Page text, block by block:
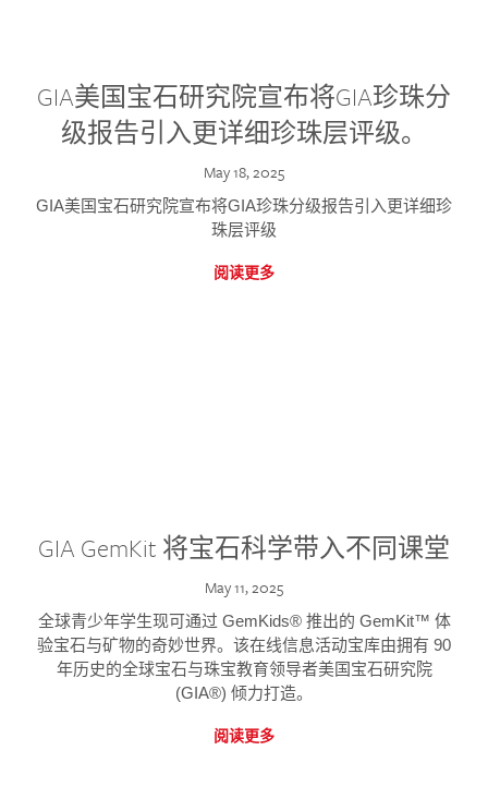
GIA美国宝石研究院宣布将GIA珍珠分
级报告引入更详细珍珠层评级。
May 18, 2025
GIA美国宝石研究院宣布将GIA珍珠分级报告引入更详细珍
珠层评级
阅读更多
GIA GemKit 将宝石科学带入不同课堂
May 11, 2025
全球青少年学生现可通过 GemKids® 推出的 GemKit™ 体
验宝石与矿物的奇妙世界。该在线信息活动宝库由拥有 90
年历史的全球宝石与珠宝教育领导者美国宝石研究院
(GIA®) 倾力打造。
阅读更多